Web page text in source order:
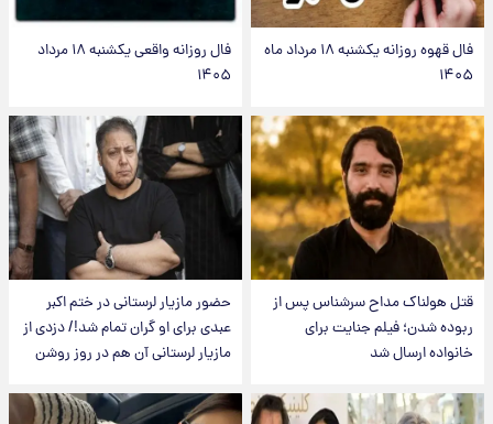
فال قهوه روزانه یکشنبه ۱۸ مرداد ماه
۱۴۰۵
فال روزانه واقعی یکشنبه ۱۸ مرداد
۱۴۰۵
قتل هولناک مداح سرشناس پس از
ربوده شدن؛ فیلم جنایت برای
خانواده ارسال شد
حضور مازیار لرستانی در ختم اکبر
عبدی برای او گران تمام شد!/ دزدی از
مازیار لرستانی آن هم در روز روشن